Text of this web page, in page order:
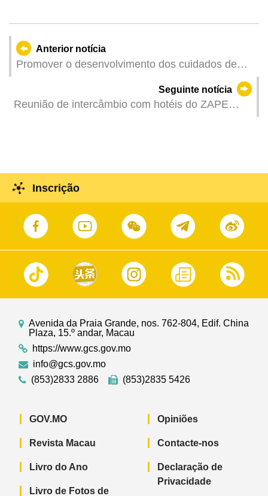
Anterior notícia
Promover o desenvolvimento dos cuidados de
comunidade saudável em Macau / Realizado
pelos Serviços de Saúde o Fórum de Medicina de
Seguinte notícia
Reunião de intercâmbio com hotéis do ZAPE
Inscrição
Avenida da Praia Grande, nos. 762-804, Edif. China
Plaza, 15.º andar, Macau
https://www.gcs.gov.mo
info@gcs.gov.mo
(853)2833 2886
(853)2835 5426
GOV.MO
Revista Macau
Livro do Ano
Livro de Fotos de
Opiniões
Contacte-nos
Declaração de
Privacidade